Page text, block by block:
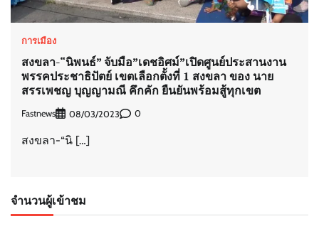
การเมือง
สงขลา-“นิพนธ์” จับมือ”เดชอิศม์”เปิดศูนย์ประสานงาน
พรรคประชาธิปัตย์ เขตเลือกตั้งที่ 1 สงขลา ของ นาย
สรรเพชญ บุญญามณี คึกคัก ยืนยันพร้อมสู้ทุกเขต
Fastnews 08/03/2023 0
สงขลา-“นิ […]
จำนวนผู้เข้าชม